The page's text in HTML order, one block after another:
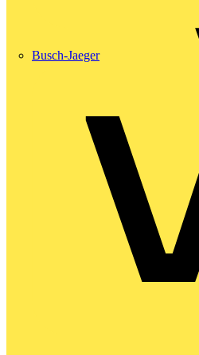
Busch-Jaeger